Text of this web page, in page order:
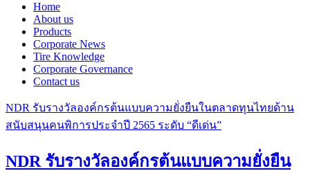
Home
About us
Products
Corporate News
Tire Knowledge
Corporate Governance
Contact us
NDR รับรางวัลองค์กรต้นแบบความยั่งยืนในตลาดทุนไทยด้าน
สนับสนุนคนพิการประจำปี 2565 ระดับ “ดีเด่น”
NDR รับรางวัลองค์กรต้นแบบความยั่งยืน